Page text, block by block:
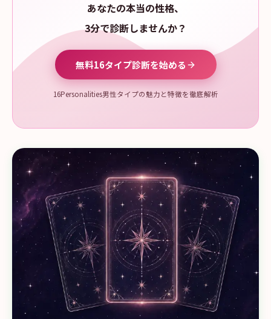
あなたの本当の性格、
3分で診断しませんか？
無料16タイプ診断を始める
16Personalities男性タイプの魅力と特徴を徹底解析